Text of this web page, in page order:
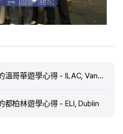
哥華遊學心得 - ILAC, Vancouver
的都柏林遊學心得 - ELI, Dublin